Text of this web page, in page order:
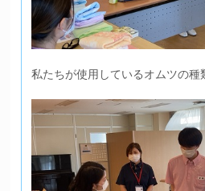
私たちが使用しているオムツの